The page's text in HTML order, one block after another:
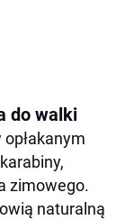
do walki
opłakanym
zimowego.
naturalną